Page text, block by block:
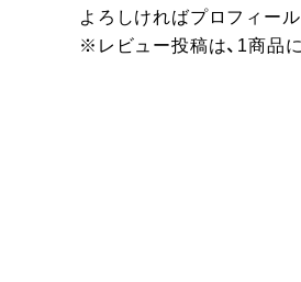
よろしければプロフィー
※レビュー投稿は、1商品